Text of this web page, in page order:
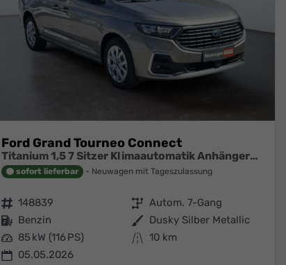
Ford Grand Tourneo Connect
Titanium 1,5 7 Sitzer Klimaautomatik Anhängerkupplung Sitzheizung Einparkhilfe Kamera 17 Zoll Leichtmetall ACC
sofort lieferbar Neuwagen mit Tageszulassung
Fahrzeugnr. 148839 Getriebe Autom. 7-Gang
Kraftstoff Benzin Außenfarbe Dusky Silber Metallic
Leistung 85 kW (116 PS) Kilometerstand 10 km
05.05.2026